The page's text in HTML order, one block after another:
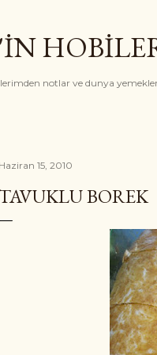
notlar ve dunya
Haziran 15, 2010
BOREK